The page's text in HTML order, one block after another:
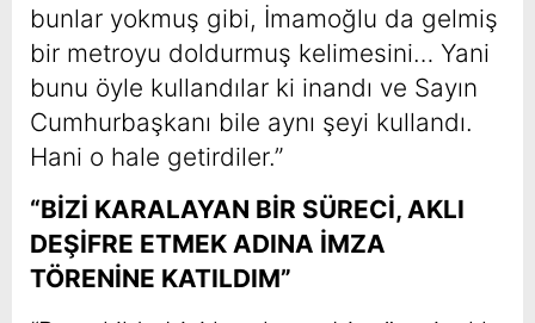
bunlar yokmuş gibi, İmamoğlu da gelmiş
bir metroyu doldurmuş kelimesini… Yani
bunu öyle kullandılar ki inandı ve Sayın
Cumhurbaşkanı bile aynı şeyi kullandı.
Hani o hale getirdiler.”
“BİZİ KARALAYAN BİR SÜRECİ, AKLI
DEŞİFRE ETMEK ADINA İMZA
TÖRENİNE KATILDIM”